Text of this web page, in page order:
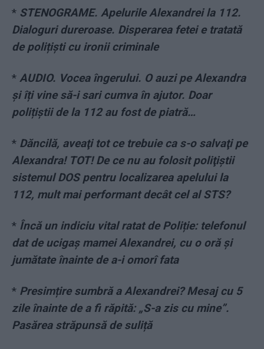
* STENOGRAME. Apelurile Alexandrei la 112.
Dialoguri dureroase. Disperarea fetei e tratată
de polițiști cu ironii criminale
* AUDIO. Vocea îngerului. O auzi pe Alexandra
și îți vine să-i sari cumva în ajutor. Doar
polițiștii de la 112 au fost de piatră…
* Dăncilă, aveaţi tot ce trebuie ca s-o salvaţi pe
Alexandra! TOT! De ce nu au folosit poliţiştii
sistemul DOS pentru localizarea apelului la
112, mult mai performant decât cel al STS?
* Încă un indiciu vital ratat de Poliție: telefonul
dat de ucigaș mamei Alexandrei, cu o oră și
jumătate înainte de a-i omorî fata
* Presimțire sumbră a Alexandrei? Mesaj cu 5
zile înainte de a fi răpită: „S-a zis cu mine”.
Pasărea străpunsă de suliță